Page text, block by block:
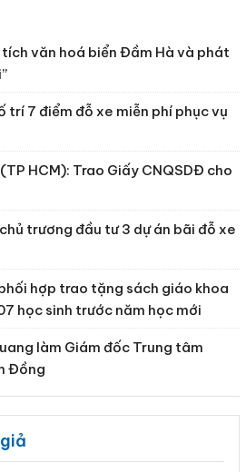
văn hoá biển Đầm Hà và phát
trí 7 điểm đỗ xe miễn phí phục vụ
HCM): Trao Giấy CNQSDĐ cho
trương đầu tư 3 dự án bãi đỗ xe
hợp trao tặng sách giáo khoa
học sinh trước năm học mới
làm Giám đốc Trung tâm
Đồng